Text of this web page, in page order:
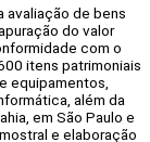
avaliação de bens
do valor
com o
itens patrimoniais
equipamentos,
além da
em São Paulo e
e elaboração